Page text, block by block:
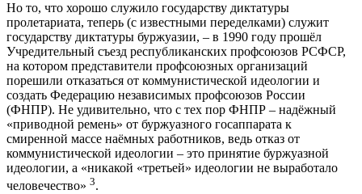
Но то, что хорошо служило государству диктатуры
пролетариата, теперь (с известными переделками) служит
государству диктатуры буржуазии, – в 1990 году прошёл
Учредительный съезд республиканских профсоюзов РСФСР,
на котором представители профсоюзных организаций
порешили отказаться от коммунистической идеологии и
создать Федерацию независимых профсоюзов России
(ФНПР). Не удивительно, что с тех пор ФНПР – надёжный
«приводной ремень» от буржуазного госаппарата к
смиренной массе наёмных работников, ведь отказ от
коммунистической идеологии – это принятие буржуазной
идеологии, а «никакой «третьей» идеологии не выработало
человечество» 3.